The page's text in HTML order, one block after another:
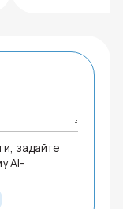
задайте
AI-